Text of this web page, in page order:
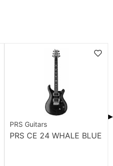
PRS Guitars
PRS CE 24 WHALE BLUE
▶